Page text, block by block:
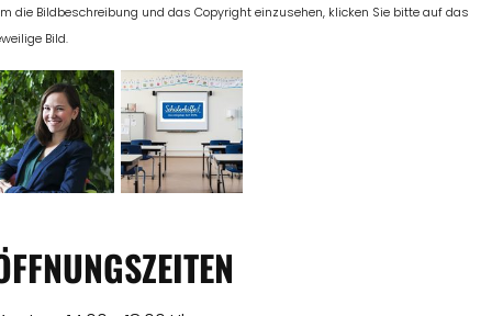
die Bildbeschreibung und das Copyright einzusehen, klicken Sie bitte auf das
Bild.